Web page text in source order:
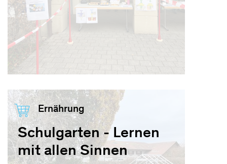
Ernährung
Schulgarten - Lernen
mit allen Sinnen